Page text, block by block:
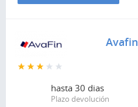
Avafin
hasta 30 dias
Plazo devolución